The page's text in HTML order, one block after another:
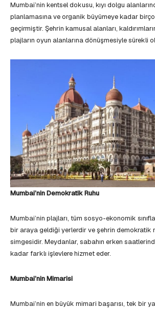
Mumbai’nin kentsel dokusu, kıyı dolgu
planlamasına ve organik büyümeye kadar
geçirmiştir. Şehrin kamusal alanları,
plajların oyun alanlarına dönüşmesiyle sürekli
Mumbai’nin Demokratik Ruhu
Mumbai’nin plajları, tüm sosyo-ekonomik
bir araya geldiği yerlerdir ve şehrin demokratik
simgesidir. Meydanlar, sabahın erken
kadar farklı işlevlere hizmet eder.
Mumbai’nin Mimarisi
Mumbai’nin en büyük mimari başarısı, tek bir